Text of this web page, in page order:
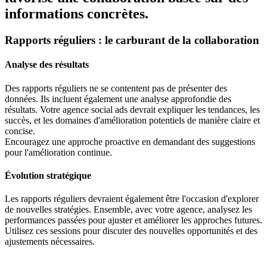
informations concrètes.
Rapports réguliers : le carburant de la collaboration
Analyse des résultats
Des rapports réguliers ne se contentent pas de présenter des
données. Ils incluent également une analyse approfondie des
résultats. Votre agence social ads devrait expliquer les tendances, les
succès, et les domaines d'amélioration potentiels de manière claire et
concise.
Encouragez une approche proactive en demandant des suggestions
pour l'amélioration continue.
Évolution stratégique
Les rapports réguliers devraient également être l'occasion d'explorer
de nouvelles stratégies. Ensemble, avec votre agence, analysez les
performances passées pour ajuster et améliorer les approches futures.
Utilisez ces sessions pour discuter des nouvelles opportunités et des
ajustements nécessaires.